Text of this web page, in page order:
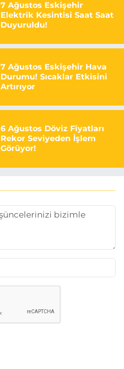
7 Ağustos Eskişehir
Elektrik Kesintisi Saat Saat
Duyuruldu!
7 Ağustos Eskişehir Hava
Durumu! Sıcaklar Etkisini
Artırıyor
6 Ağustos Döviz Fiyatları
Rekor Seviyeden İşlem
Görüyor!